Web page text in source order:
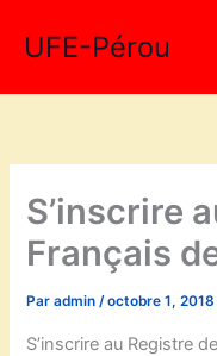
UFE-Pérou
S’inscrire
Français
Paradmin/octobre 1, 2018
S’inscrire au Registre